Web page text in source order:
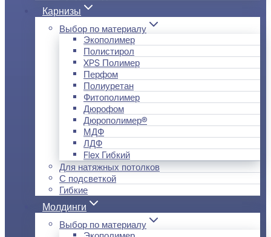
Карнизы
Выбор по материалу
Экополимер
Полистирол
XPS Полимер
Перфом
Полиуретан
Фитополимер
Дюрофом
Дюрополимер®
МДФ
ЛДФ
Flex Гибкий
Для натяжных потолков
С подсветкой
Гибкие
Молдинги
Выбор по материалу